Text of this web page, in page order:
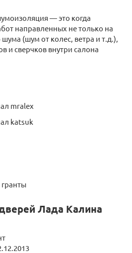
— это когда
направленных не только на
(шум от колес, ветра и т.д.),
и сверчков внутри салона
mralex
katsuk
Лада Калина